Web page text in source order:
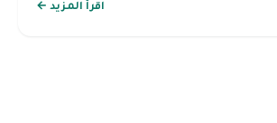
اقرأ المزيد ←